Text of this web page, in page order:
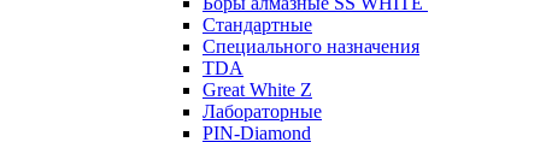
Стандартные
Специального назначения
TDA
Great White Z
Лабораторные
PIN-Diamond